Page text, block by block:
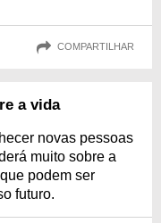
COMPARTILHAR
a vida
novas pessoas
muito sobre a
podem ser
futuro.